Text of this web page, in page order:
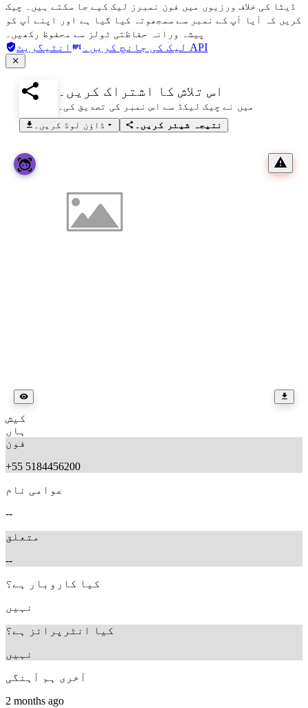
ڈیٹا کی خلاف ورزیوں میں فون نمبرز لیک کیے جا سکتے ہیں۔ چیک
کریں کہ آیا آپ کے نمبر سے سمجھوتہ کیا گیا ہے اور اپنے آپ کو
پیشہ ورانہ حفاظتی ٹولز سے محفوظ رکھیں۔
لیک کی جانچ کریں۔ انٹیگریٹ API
اس تلاش کا اشتراک کریں۔
میں نے چیک لیکڈ سے اس نمبر کی تصدیق کی۔
ڈاؤن لوڈ کریں۔
نتیجہ شیئر کریں۔
کیش
ہاں
فون
+55 5184456200
عوامی نام
--
متعلق
--
کیا کاروبار ہے؟
نہیں
کیا انٹرپرائز ہے؟
نہیں
آخری ہم آہنگی
2 months ago